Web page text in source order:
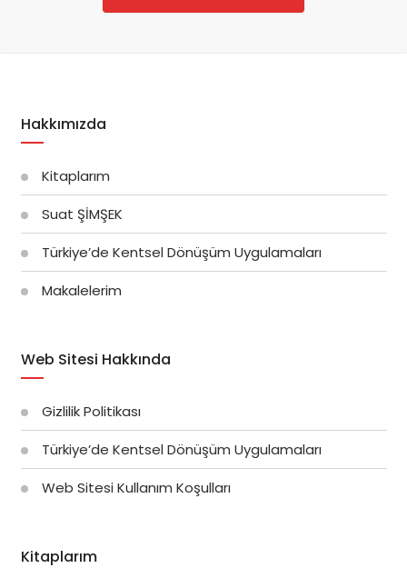
Hakkımızda
Kitaplarım
Suat ŞİMŞEK
Türkiye’de Kentsel Dönüşüm Uygulamaları
Makalelerim
Web Sitesi Hakkında
Gizlilik Politikası
Türkiye’de Kentsel Dönüşüm Uygulamaları
Web Sitesi Kullanım Koşulları
Kitaplarım